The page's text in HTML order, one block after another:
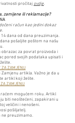
pročitaj ovdje.
zamijene ili reklamacije?
račun kao jedini dokaz
dana od dana preuzimanja.
pošaljite poštom na našu
obrazac za povrat proizvoda i
pored svojih podataka upisati i
ZA ZAMJENU
Zamjenu artikla. Važno je da u
artikl koji želite.
ZAMJENU
mogućem roku. Artikl
biti neoštećeni, zapakirani u
veličini i nenošeni.
pošiljatelj.
ne preuzimamo.